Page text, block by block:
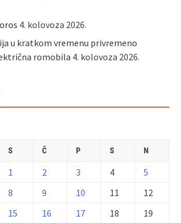
4. kolovoza 2026.
u kratkom vremenu privremeno
romobila 4. kolovoza 2026.
S Č P S N
1 2 3 4
5
8 9 10 11
12
15 16 17 18
19